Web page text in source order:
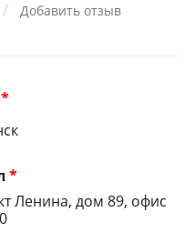
Добавить отзыв
*
*
Ленина, дом 89, офис